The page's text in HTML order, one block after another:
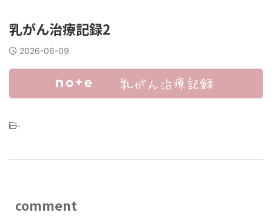
乳がん治療記録2
2026-06-09
-
comment